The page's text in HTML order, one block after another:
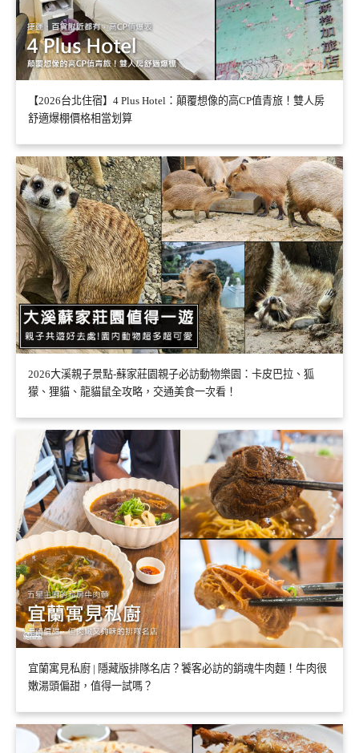
【2026台北住宿】4 Plus Hotel：顛覆想像的高CP值青旅！雙人房
舒適爆棚價格相當划算
2026大溪親子景點-蘇家莊園親子必訪動物樂園：卡皮巴拉、狐
獴、狸貓、龍貓鼠全攻略，交通美食一次看！
宜蘭寓見私廚 | 隱藏版排隊名店？饕客必訪的銷魂牛肉麵！牛肉很
嫩湯頭偏甜，值得一試嗎？